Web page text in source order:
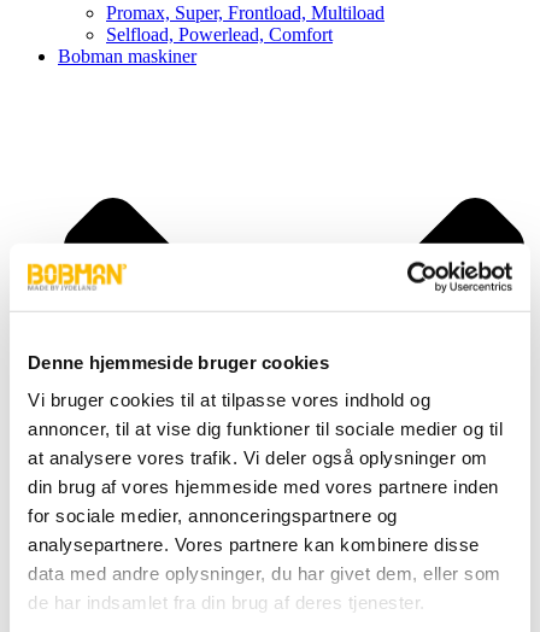
Denne hjemmeside bruger cookies
Vi bruger cookies til at tilpasse vores indhold og
annoncer, til at vise dig funktioner til sociale medier og til
at analysere vores trafik. Vi deler også oplysninger om
din brug af vores hjemmeside med vores partnere inden
for sociale medier, annonceringspartnere og
analysepartnere. Vores partnere kan kombinere disse
data med andre oplysninger, du har givet dem, eller som
de har indsamlet fra din brug af deres tjenester.
Promax, Super, Frontload, Multiload
Selfload, Powerlead, Comfort
Bobman maskiner